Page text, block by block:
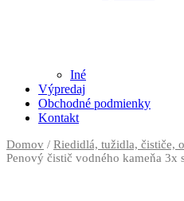
Iné
Výpredaj
Obchodné podmienky
Kontakt
Domov / Riedidlá, tužidla, čističe,
Penový čistič vodného kameňa 3x